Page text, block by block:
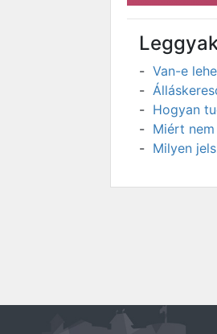
Van-e
Hogyan
Miért
Milyen